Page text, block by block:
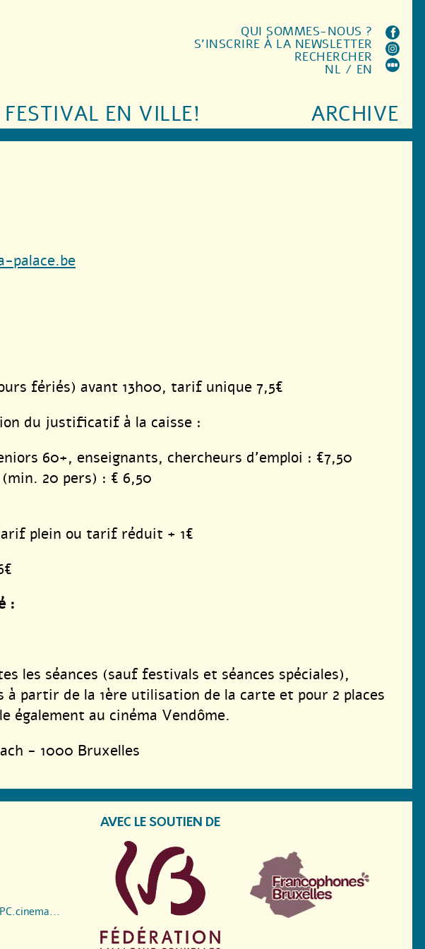
FESTIVAL EN VILLE! ARCHIVE
QUI SOMMES-NOUS ?
S'INSCRIRE À LA NEWSLETTER
RECHERCHER
NL / EN
palace.be
fériés) avant 13h00, tarif unique 7,5€
du justificatif à la caisse :
60+, enseignants, chercheurs d’emploi : €7,50
20 pers) : € 6,50
plein ou tarif réduit + 1€
:
les séances (sauf festivals et séances spéciales),
à partir de la 1ère utilisation de la carte et pour 2 places
également au cinéma Vendôme.
- 1000 Bruxelles
AVEC LE SOUTIEN DE